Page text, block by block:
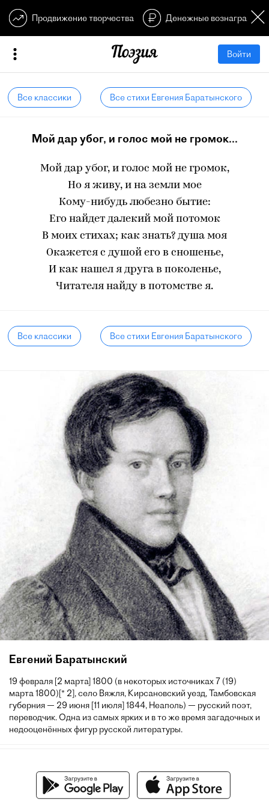
Продвижение творчества Денежные
Войти
Все классики Все стихи Евгения Баратынского
Мой дар убог, и голос мой не громок...
Мой дар убог, и голос мой не громок,
Но я живу, и на земли мое
Кому-нибудь любезно бытие:
Его найдет далекий мой потомок
В моих стихах; как знать? душа моя
Окажется с душой его в сношенье,
И как нашел я друга в поколенье,
Читателя найду в потомстве я.
Все классики Все стихи Евгения Баратынского
Евгений Баратынский
19 февраля [2 марта] 1800 (в некоторых источниках 7 (19)
марта 1800)[* 2], село Вяжля, Кирсановский уезд, Тамбовская
губерния — 29 июня [11 июля] 1844, Неаполь) — русский поэт,
переводчик. Одна из самых ярких и в то же время загадочных и
недооценённых фигур русской литературы.